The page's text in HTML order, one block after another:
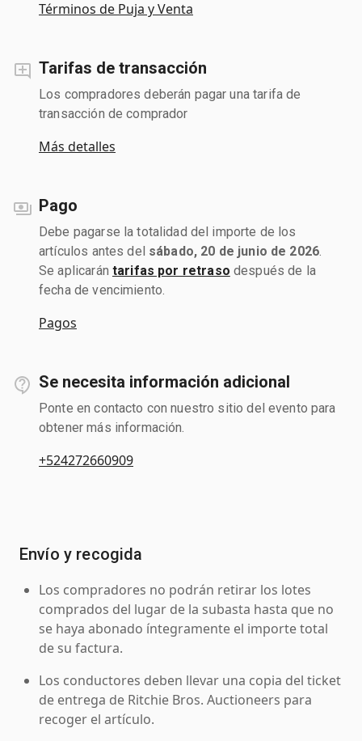
Términos de Puja y Venta
Tarifas de transacción
Los compradores deberán pagar una tarifa de
transacción de comprador
Más detalles
Pago
Debe pagarse la totalidad del importe de los
artículos antes del sábado, 20 de junio de 2026
Se aplicarán tarifas por retraso después de la
fecha de vencimiento.
Pagos
Se necesita información adicional
Ponte en contacto con nuestro sitio del evento para
obtener más información.
+524272660909
Envío y recogida
Los compradores no podrán retirar los lotes
comprados del lugar de la subasta hasta que no
se haya abonado íntegramente el importe total
de su factura.
Los conductores deben llevar una copia del ticket
de entrega de Ritchie Bros. Auctioneers para
recoger el artículo.